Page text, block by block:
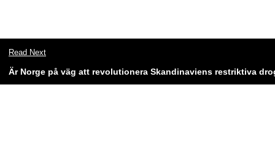
Read Next
Är Norge på väg att revolutionera Skandinaviens restriktiva